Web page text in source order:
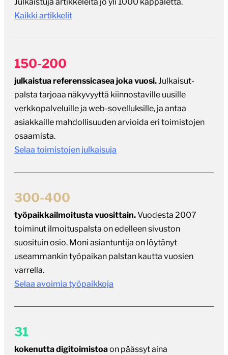
Kaikki artikkelit
150-200
julkaistua referenssicasea joka vuosi.Julkaisut-
palsta tarjoaa näkyvyyttä kiinnostaville uusille
verkkopalveluille ja web-sovelluksille, ja antaa
asiakkaille mahdollisuuden arvioida eri toimistojen
osaamista.
Selaa toimistojen julkaisuja
300-400
työpaikkailmoitusta vuosittain.Vuodesta 2007
toiminut ilmoituspalsta on edelleen sivuston
suosituin osio. Moni asiantuntija on löytänyt
useammankin työpaikan palstan kautta vuosien
varrella.
Selaa avoimia työpaikkoja
31
kokenutta digitoimistoaon päässyt aina